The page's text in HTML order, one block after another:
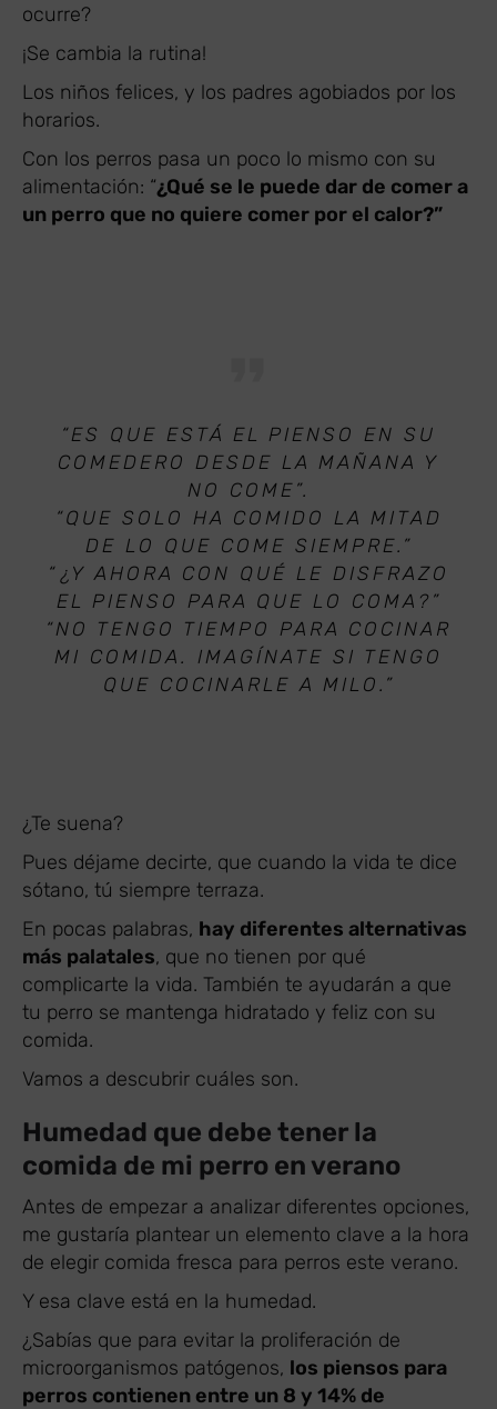
ocurre?
¡Se cambia la rutina!
Los niños felices, y los padres agobiados por los
horarios.
Con los perros pasa un poco lo mismo con su
alimentación: “¿Qué se le puede dar de comer a
un perro que no quiere comer por el calor?”
“ES QUE ESTÁ EL PIENSO EN SU
COMEDERO DESDE LA MAÑANA Y
NO COME”.
“QUE SOLO HA COMIDO LA MITAD
DE LO QUE COME SIEMPRE.”
“¿Y AHORA CON QUÉ LE DISFRAZO
EL PIENSO PARA QUE LO COMA?”
“NO TENGO TIEMPO PARA COCINAR
MI COMIDA. IMAGÍNATE SI TENGO
QUE COCINARLE A MILO.”
¿Te suena?
Pues déjame decirte, que cuando la vida te dice
sótano, tú siempre terraza.
En pocas palabras, hay diferentes alternativas
más palatales, que no tienen por qué
complicarte la vida. También te ayudarán a que
tu perro se mantenga hidratado y feliz con su
comida.
Vamos a descubrir cuáles son.
Humedad que debe tener la
comida de mi perro en verano
Antes de empezar a analizar diferentes opciones,
me gustaría plantear un elemento clave a la hora
de elegir comida fresca para perros este verano.
Y esa clave está en la humedad.
¿Sabías que para evitar la proliferación de
microorganismos patógenos, los piensos para
perros contienen entre un 8 y 14% de